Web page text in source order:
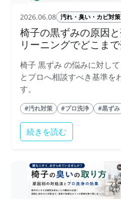
2026.06.08 汚れ・臭い・カビ対策
椅子の黒ずみの原因
リーニングでどこま
椅子 黒ずみ の悩みに対し
とプロへ相談すべき基準を
す。
#汚れ対策 #プロ洗浄 #黒ずみ
続きを読む